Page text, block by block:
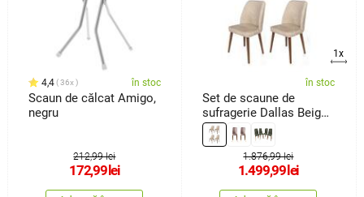
4,4 36x în stoc
Scaun de călcat Amigo,
negru
212,99 lei
172,99 lei
1x
în stoc
Set de scaune de
sufragerie Dallas Beige
and Brown, 4 buc.
1.876,99 lei
1.499,99 lei